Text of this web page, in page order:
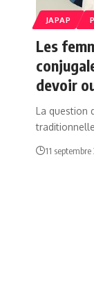
JAPAP
Les
devoir
La question
11